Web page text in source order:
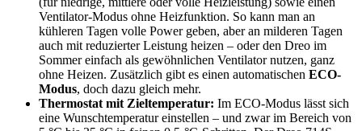
Ventilator-Modus ohne Heizfunktion. So kann man an
kühleren Tagen volle Power geben, aber an milderen Tagen
auch mit reduzierter Leistung heizen – oder den Dreo im
Sommer einfach als gewöhnlichen Ventilator nutzen, ganz
ohne Heizen. Zusätzlich gibt es einen automatischen ECO-
Modus, doch dazu gleich mehr.
Thermostat mit Zieltemperatur: Im ECO-Modus lässt sich
eine Wunschtemperatur einstellen – und zwar im Bereich von